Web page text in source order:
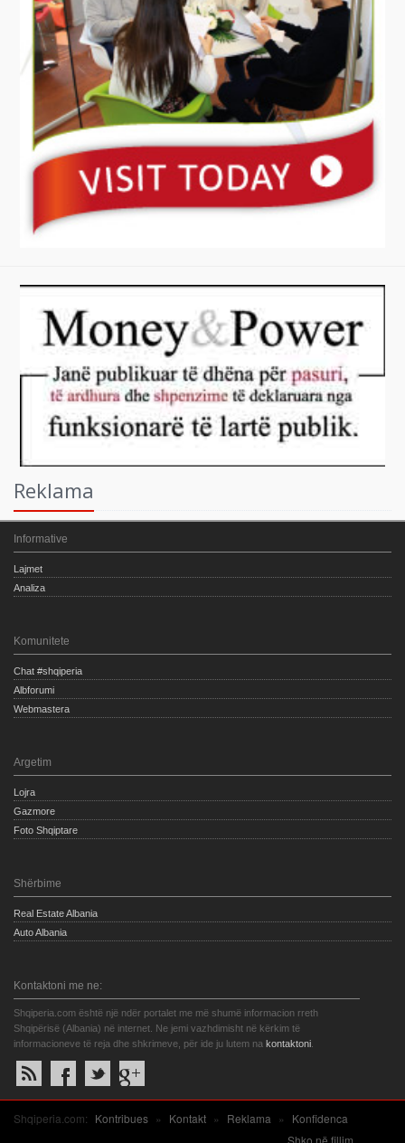
Reklama
Informative
Lajmet
Analiza
Komunitete
Chat #shqiperia
Albforumi
Webmastera
Argetim
Lojra
Gazmore
Foto Shqiptare
Shërbime
Real Estate Albania
Auto Albania
Kontaktoni me ne:
Shqiperia.com është një ndër portalet me më shumë informacion rreth
Shqipërisë (Albania) në internet. Ne jemi vazhdimisht në kërkim të
informacioneve të reja dhe shkrimeve, për ide ju lutem na kontaktoni
Shqiperia.com: Kontribues » Kontakt » Reklama »
Konfidenca
Shko në fillim